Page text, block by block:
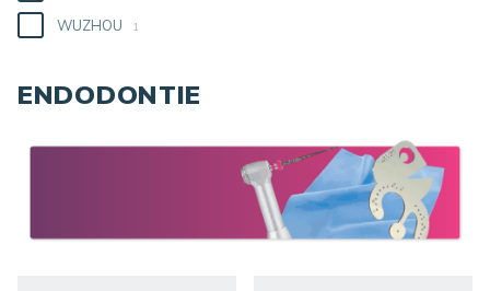
WUZHOU 1
ENDODONTIE